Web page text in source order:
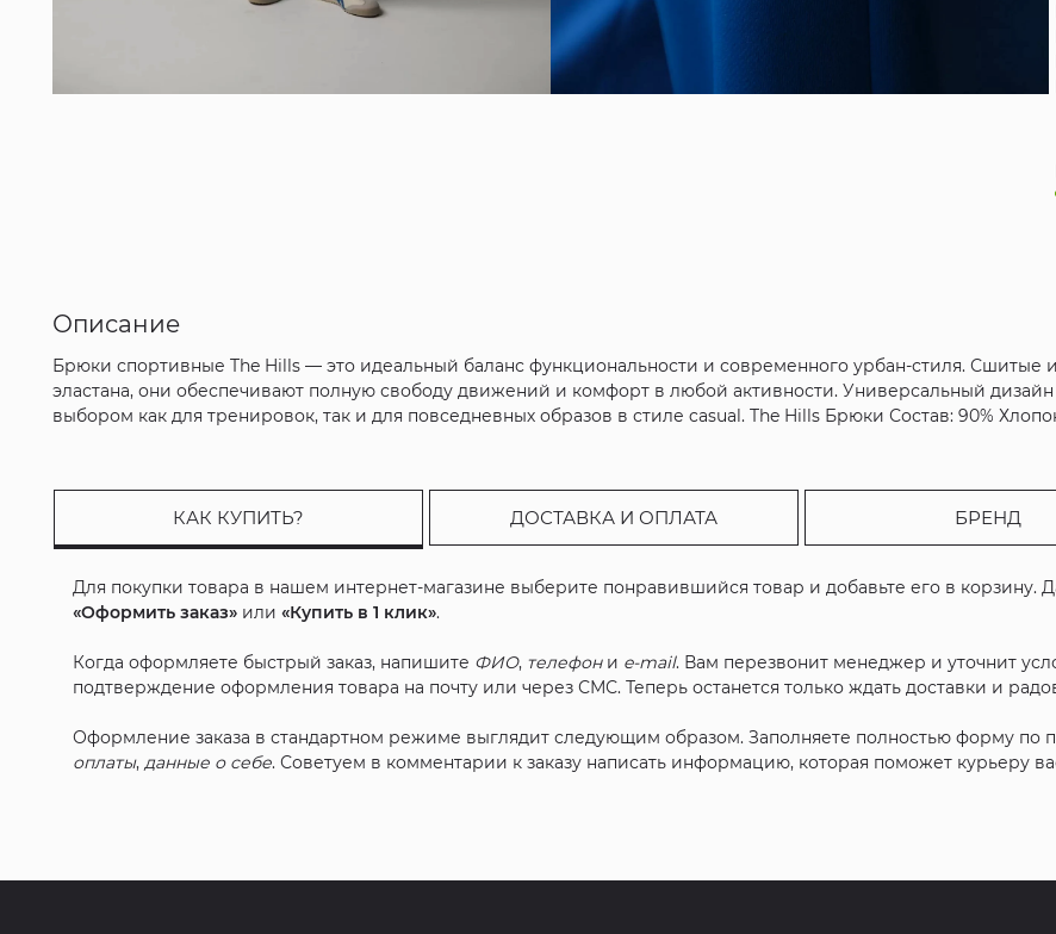
Описание
Брюки спортивные The Hills — это идеальный баланс функциональности и современного урбан-стиля. Сшитые
эластана, они обеспечивают полную свободу движений и комфорт в любой активности. Универсальный
выбором как для тренировок, так и для повседневных образов в стиле casual. The Hills Брюки Состав: 90%
КАК КУПИТЬ? ДОСТАВКА И ОПЛАТА БРЕНД
Для покупки товара в нашем интернет-магазине выберите понравившийся товар и добавьте его в корзину.
«Оформить заказ» или«Купить в 1 клик».
Когда оформляете быстрый заказ, напишите ФИО, телефони e-mail. Вам перезвонит менеджер и уточнит
подтверждение оформления товара на почту или через СМС. Теперь останется только ждать доставки и
Оформление заказа в стандартном режиме выглядит следующим образом. Заполняете полностью форму по
оплаты,данные о себе. Советуем в комментарии к заказу написать информацию, которая поможет курьеру